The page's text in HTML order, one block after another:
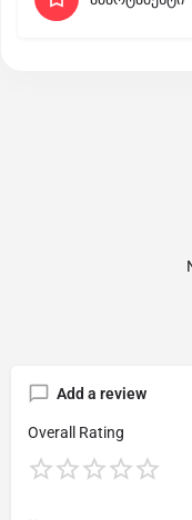
Add a review
Overall Rating